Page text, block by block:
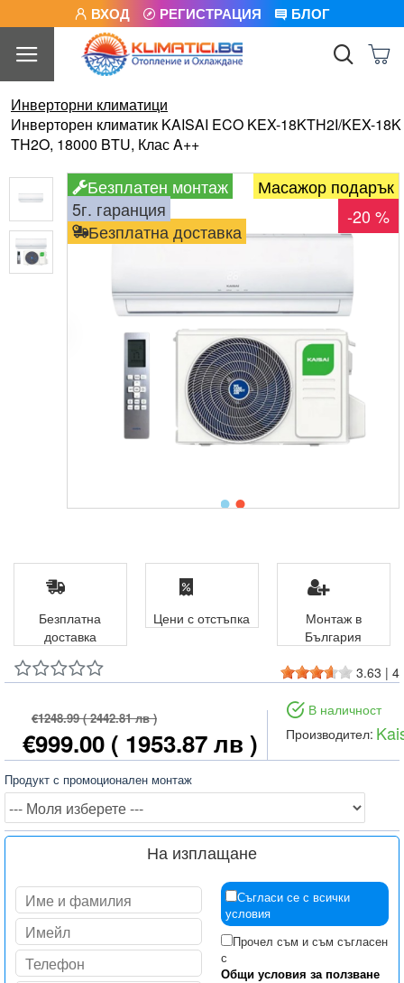
ВХОД РЕГИСТРАЦИЯ БЛОГ
Инверторни климатици
Инверторен климатик KAISAI ECO KEX-18KTH2I/KEX-18K
TH2O, 18000 BTU, Клас A++
Безплатен монтаж
Безплатна доставка
5г. гаранция
Масажор подарък
-20 %
3.63 | 4
€1248.99( 2442.81 лв )
€999.00 ( 1953.87 лв )
В наличност
Производител:
Продукт с промоционален монтаж
На изплащане
Съгласи се с всички
условия
Прочел съм и съм съгласен
с
Общи условия за ползване
Безплатна
доставка
Цени с отстъпка
Монтаж в
България